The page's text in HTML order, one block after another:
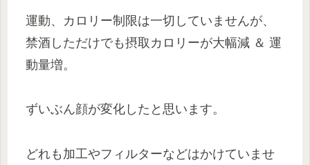
運動、カロリー制限は一切していませんが、
禁酒しただけでも摂取カロリーが大幅減 ＆ 運
動量増。
ずいぶん顔が変化したと思います。
どれも加工やフィルターなどはかけていませ